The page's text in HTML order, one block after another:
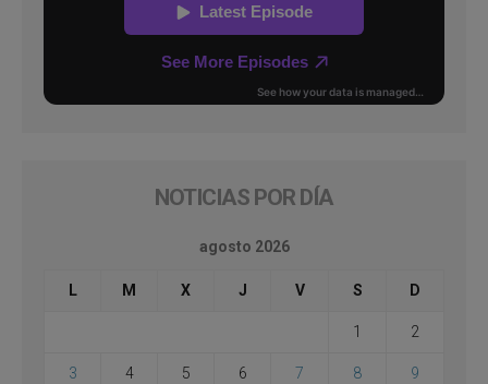
NOTICIAS POR DÍA
agosto 2026
L M X J V S D
1 2
3 4 5 6 7 8 9